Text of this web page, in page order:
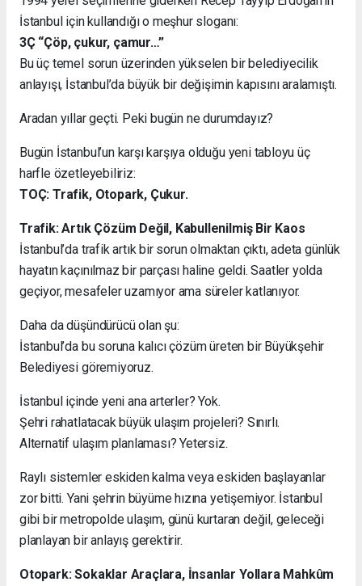
İstanbul için kullandığı o meşhur sloganı:
3Ç “Çöp, çukur, çamur…”
Bu üç temel sorun üzerinden yükselen bir belediyecilik
anlayışı, İstanbul’da büyük bir değişimin kapısını aralamıştı.
Aradan yıllar geçti. Peki bugün ne durumdayız?
Bugün İstanbul’un karşı karşıya olduğu yeni tabloyu üç
harfle özetleyebiliriz:
TOÇ: Trafik, Otopark, Çukur.
Trafik: Artık Çözüm Değil, Kabullenilmiş Bir Kaos
İstanbul’da trafik artık bir sorun olmaktan çıktı, adeta günlük
hayatın kaçınılmaz bir parçası haline geldi. Saatler yolda
geçiyor, mesafeler uzamıyor ama süreler katlanıyor.
Daha da düşündürücü olan şu:
İstanbul’da bu soruna kalıcı çözüm üreten bir Büyükşehir
Belediyesi göremiyoruz.
İstanbul içinde yeni ana arterler? Yok.
Şehri rahatlatacak büyük ulaşım projeleri? Sınırlı.
Alternatif ulaşım planlaması? Yetersiz.
Raylı sistemler eskiden kalma veya eskiden başlayanlar
zor bitti. Yani şehrin büyüme hızına yetişemiyor. İstanbul
gibi bir metropolde ulaşım, günü kurtaran değil, geleceği
planlayan bir anlayış gerektirir.
Otopark: Sokaklar Araçlara, İnsanlar Yollara Mahkûm